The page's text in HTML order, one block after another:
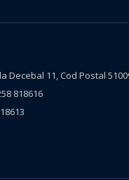
Decebal 11, Cod Postal
818616